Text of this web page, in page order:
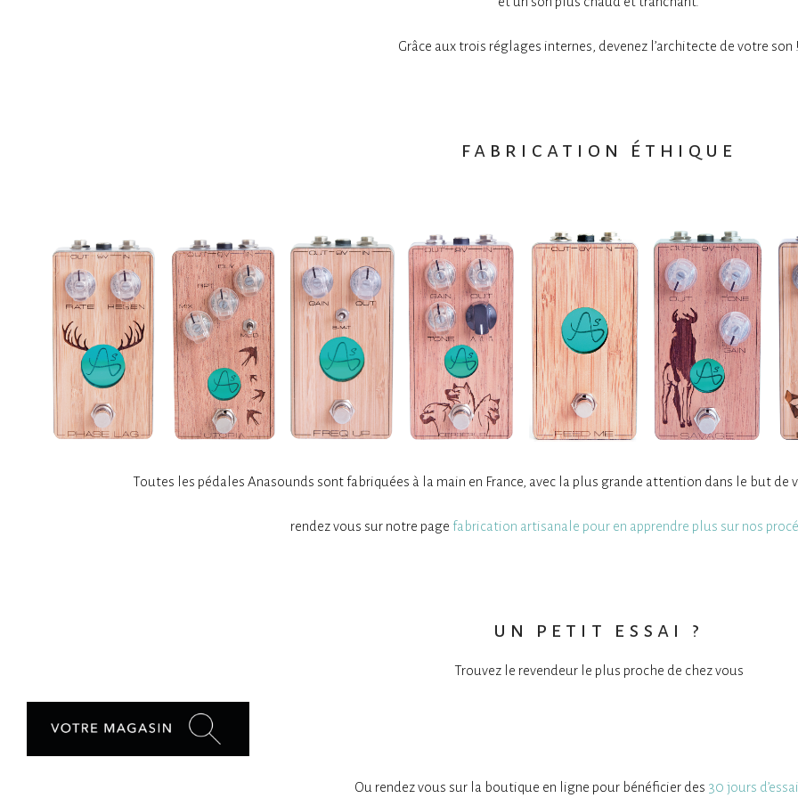
Grâce aux trois réglages internes, devenez l’architecte de votre son
fabrication éthique
Toutes les pédales Anasounds sont fabriquées à la main en France, avec la plus grande attention dans le but
rendez vous sur notre page fabrication artisanale pour en apprendre plus sur nos
un petit essai ?
Trouvez le revendeur le plus proche de chez vous
Ou rendez vous sur la boutique en ligne pour bénéficier des 30 jours